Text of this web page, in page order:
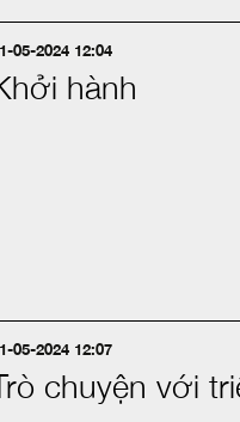
05-2024 12:04
hành
05-2024 12:07
chuyện với